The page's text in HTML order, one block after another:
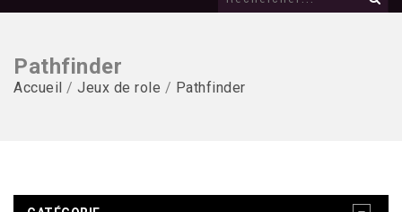
Pathfinder
Accueil / Jeux de role / Pathfinder